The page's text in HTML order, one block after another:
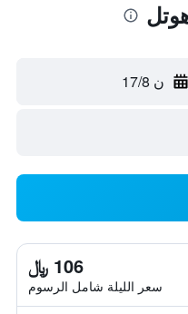
ن 17/8
106 ﷼
سعر الليلة شامل الرسوم